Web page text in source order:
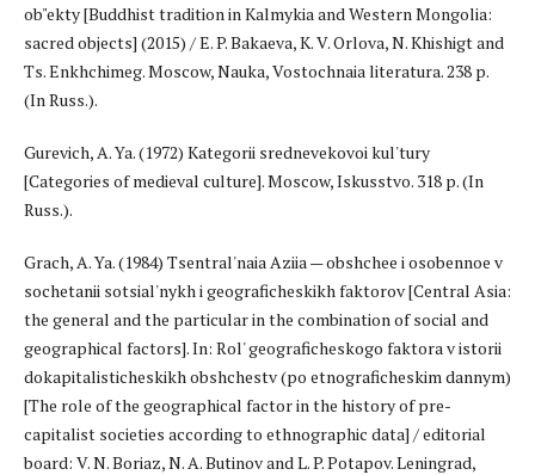
ob"ekty [Buddhist tradition in Kalmykia and Western Mongolia:
sacred objects] (2015) / E. P. Bakaeva, K. V. Orlova, N. Khishigt and
Ts. Enkhchimeg. Moscow, Nauka, Vostochnaia literatura. 238 p.
(In Russ.).
Gurevich, A. Ya. (1972) Kategorii srednevekovoi kul'tury
[Categories of medieval culture]. Moscow, Iskusstvo. 318 p. (In
Russ.).
Grach, A. Ya. (1984) Tsentral'naia Aziia — obshchee i osobennoe v
sochetanii sotsial'nykh i geograficheskikh faktorov [Central Asia:
the general and the particular in the combination of social and
geographical factors]. In: Rol' geograficheskogo faktora v istorii
dokapitalisticheskikh obshchestv (po etnograficheskim dannym)
[The role of the geographical factor in the history of pre-
capitalist societies according to ethnographic data] / editorial
board: V. N. Boriaz, N. A. Butinov and L. P. Potapov. Leningrad,